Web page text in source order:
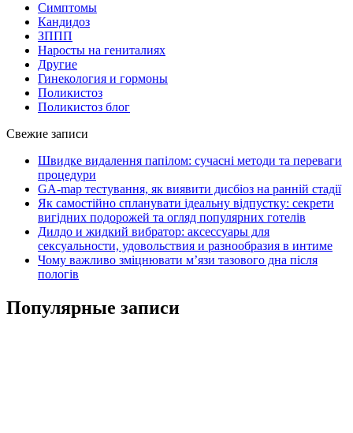
Симптомы
Кандидоз
ЗППП
Наросты на гениталиях
Другие
Гинекология и гормоны
Поликистоз
Поликистоз блог
Свежие записи
Швидке видалення папілом: сучасні методи та переваги
процедури
GA-map тестування, як виявити дисбіоз на ранній стадії
Як самостійно спланувати ідеальну відпустку: секрети
вигідних подорожей та огляд популярних готелів
Дилдо и жидкий вибратор: аксессуары для
сексуальности, удовольствия и разнообразия в интиме
Чому важливо зміцнювати м’язи тазового дна після
пологів
Популярные записи